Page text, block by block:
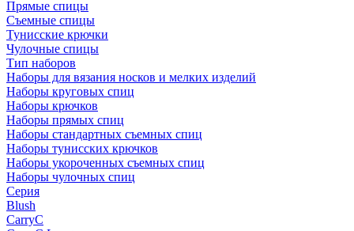
Прямые спицы
Съемные спицы
Тунисские крючки
Чулочные спицы
Тип наборов
Наборы для вязания носков и мелких изделий
Наборы круговых спиц
Наборы крючков
Наборы прямых спиц
Наборы стандартных съемных спиц
Наборы тунисских крючков
Наборы укороченных съемных спиц
Наборы чулочных спиц
Серия
Blush
CarryC